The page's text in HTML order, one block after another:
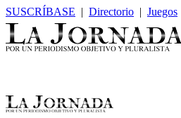
SUSCRÍBASE | Directorio | Juegos